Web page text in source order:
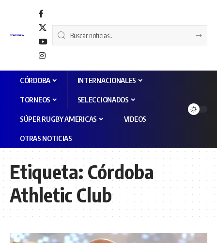
CÓRDOBA INTERNACIONALES
TORNEOS SELECCIONADOS
SÚPER RUGBY AMERICAS VIDEOS
OTRAS NOTICIAS
Etiqueta:Córdoba
Athletic Club